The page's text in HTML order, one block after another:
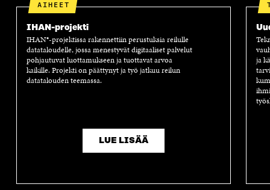
AIHEET
IHAN-projekti
IHAN®-projektissa rakennettiin perustuksia reilulle
datataloudelle, jossa menestyvät digitaaliset palvelut
pohjautuvat luottamukseen ja tuottavat arvoa
kaikille. Projekti on päättynyt ja työ jatkuu reilun
datatalouden teemassa.
LUE LISÄÄ
ja